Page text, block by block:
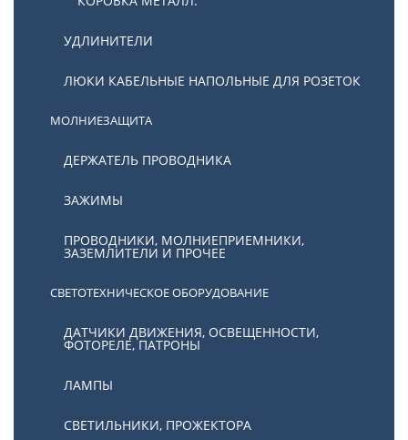
УДЛИНИТЕЛИ
ЛЮКИ КАБЕЛЬНЫЕ НАПОЛЬНЫЕ ДЛЯ РОЗЕТОК
МОЛНИЕЗАЩИТА
ДЕРЖАТЕЛЬ ПРОВОДНИКА
ЗАЖИМЫ
ПРОВОДНИКИ, МОЛНИЕПРИЕМНИКИ,
ЗАЗЕМЛИТЕЛИ И ПРОЧЕЕ
СВЕТОТЕХНИЧЕСКОЕ ОБОРУДОВАНИЕ
ДАТЧИКИ ДВИЖЕНИЯ, ОСВЕЩЕННОСТИ,
ФОТОРЕЛЕ, ПАТРОНЫ
ЛАМПЫ
СВЕТИЛЬНИКИ, ПРОЖЕКТОРА